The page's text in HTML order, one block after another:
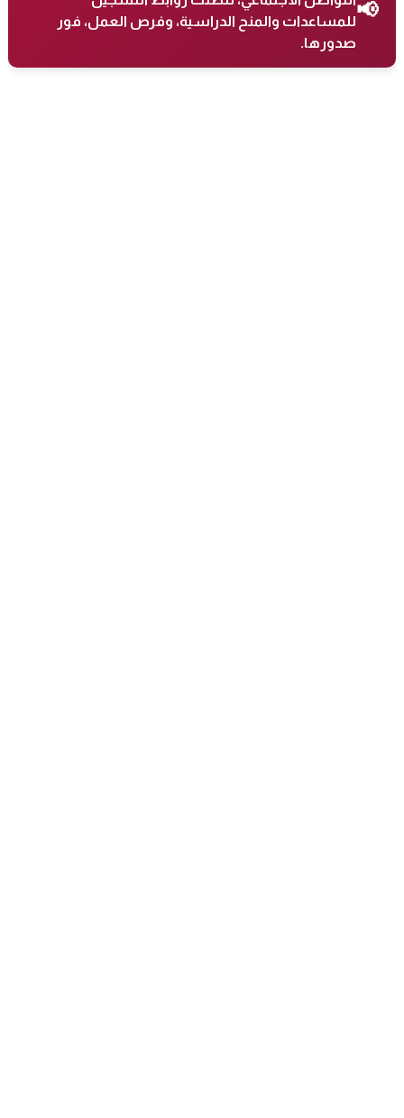
📢للمساعدات والمنح الدراسية، وفرص العمل، فور
صدورها.